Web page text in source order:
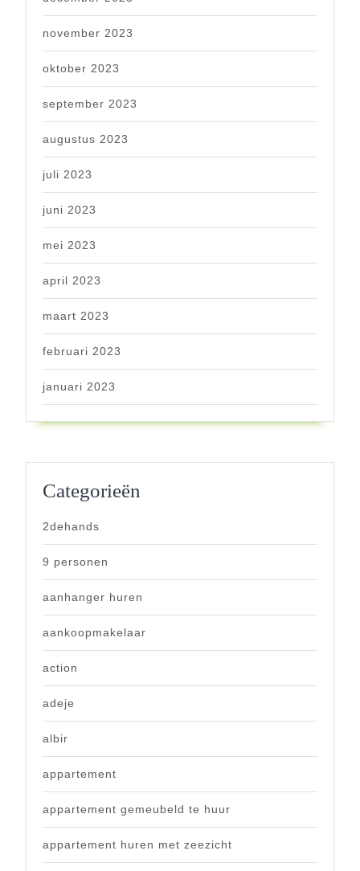
november 2023
oktober 2023
september 2023
augustus 2023
juli 2023
juni 2023
mei 2023
april 2023
maart 2023
februari 2023
januari 2023
Categorieën
2dehands
9 personen
aanhanger huren
aankoopmakelaar
action
adeje
albir
appartement
appartement gemeubeld te huur
appartement huren met zeezicht